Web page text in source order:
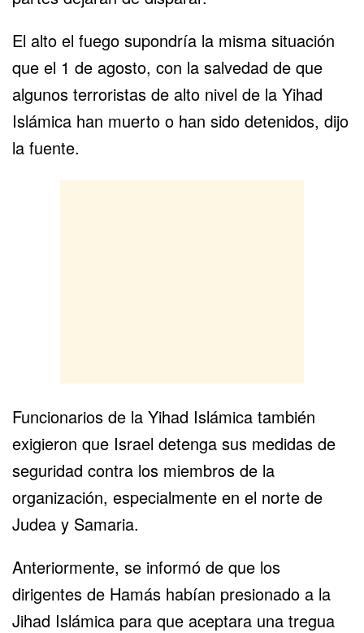
El alto el fuego supondría la misma situación
que el 1 de agosto, con la salvedad de que
algunos terroristas de alto nivel de la Yihad
Islámica han muerto o han sido detenidos, dijo
la fuente.
Funcionarios de la Yihad Islámica también
exigieron que Israel detenga sus medidas de
seguridad contra los miembros de la
organización, especialmente en el norte de
Judea y Samaria.
Anteriormente, se informó de que los
dirigentes de Hamás habían presionado a la
Jihad Islámica para que aceptara una tregua